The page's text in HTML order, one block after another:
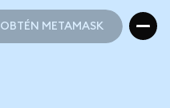
OBTÉN METAMASK